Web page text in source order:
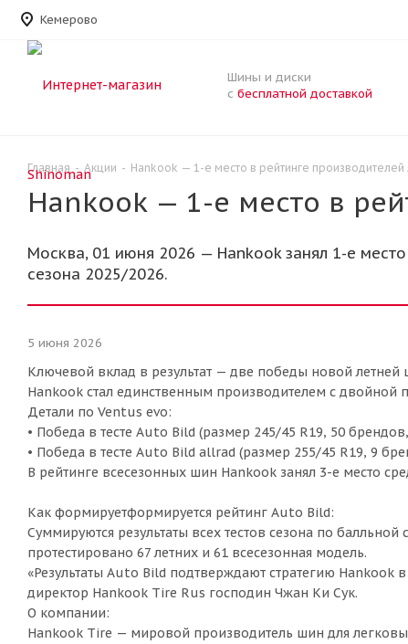
Кемерово
Шины и диски
с бесплатной доставкой
Главная - Акции - Hankook — 1-е место в рейтинге
Hankook — 1-е место в
Москва, 01 июня 2026 — Hankook занял 1-е
сезона 2025/2026.
5 июня 2026
Ключевой вклад в результат — две победы новой
Hankook стал единственным производителем с
Детали по Ventus evo:
• Победа в тесте Auto Bild (размер 245/45 R19, 50
• Победа в тесте Auto Bild allrad (размер 255/45 R19, 9
В рейтинге всесезонных шин Hankook занял 3-е место
Как формируетформируется рейтинг Auto Bild:
Суммируются результаты всех тестов сезона по
протестировано 67 летних и 61 всесезонная модель.
«Результаты Auto Bild подтверждают стратегию
директор Hankook Tire Rus господин Чжан Ки Сук.
О компании:
Hankook Tire — мировой производитель шин для